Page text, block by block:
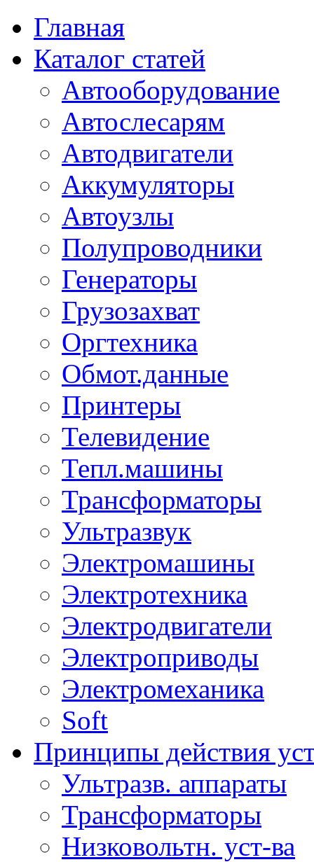
Главная
Каталог статей
Автооборудование
Автослесарям
Автодвигатели
Аккумуляторы
Автоузлы
Полупроводники
Генераторы
Грузозахват
Оргтехника
Обмот.данные
Принтеры
Телевидение
Тепл.машины
Трансформаторы
Ультразвук
Электромашины
Электротехника
Электродвигатели
Электроприводы
Электромеханика
Soft
Принципы действия
Ультразв. аппараты
Трансформаторы
Низковольтн. уст-ва